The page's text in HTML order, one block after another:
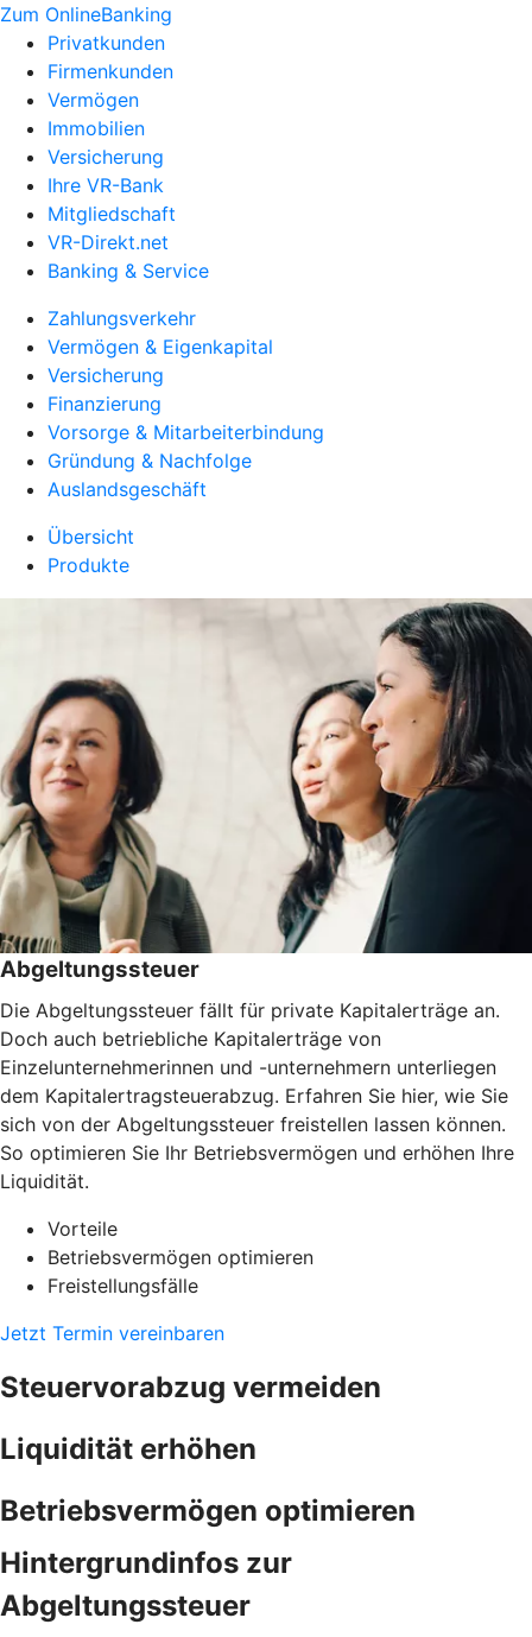
Zum OnlineBanking
Privatkunden
Firmenkunden
Vermögen
Immobilien
Versicherung
Ihre VR-Bank
Mitgliedschaft
VR-Direkt.net
Banking & Service
Zahlungsverkehr
Vermögen & Eigenkapital
Versicherung
Finanzierung
Vorsorge & Mitarbeiterbindung
Gründung & Nachfolge
Auslandsgeschäft
Übersicht
Produkte
Abgeltungssteuer
Die Abgeltungssteuer fällt für private Kapitalerträge an.
Doch auch betriebliche Kapitalerträge von
Einzelunternehmerinnen und -unternehmern unterliegen
dem Kapitalertragsteuerabzug. Erfahren Sie hier, wie Sie
sich von der Abgeltungssteuer freistellen lassen können.
So optimieren Sie Ihr Betriebsvermögen und erhöhen Ihre
Liquidität.
Vorteile
Betriebsvermögen optimieren
Freistellungsfälle
Jetzt Termin vereinbaren
Steuervorabzug vermeiden
Liquidität erhöhen
Betriebsvermögen optimieren
Hintergrundinfos zur
Abgeltungssteuer